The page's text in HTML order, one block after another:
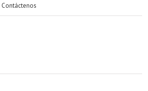
Contáctenos